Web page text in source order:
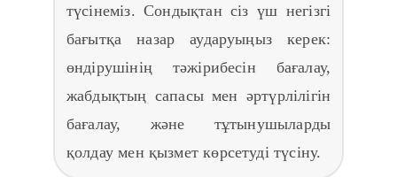
түсінеміз. Сондықтан сіз үш негізгі
бағытқа назар аударуыңыз керек:
өндірушінің тәжірибесін бағалау,
жабдықтың сапасы мен әртүрлілігін
бағалау, және тұтынушыларды
қолдау мен қызмет көрсетуді түсіну.